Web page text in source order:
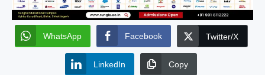
WhatsApp Facebook Twitter/X
LinkedIn Copy